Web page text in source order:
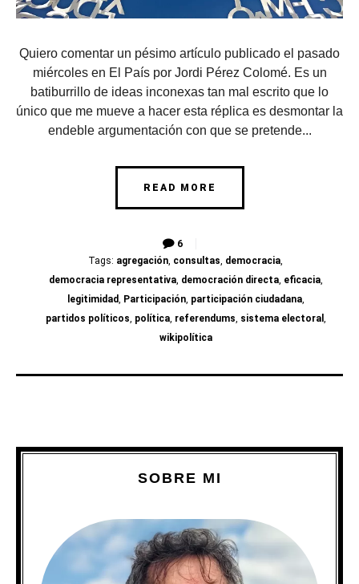
Quiero comentar un pésimo artículo publicado el pasado
miércoles en El País por Jordi Pérez Colomé. Es un
batiburrillo de ideas inconexas tan mal escrito que lo
único que me mueve a hacer esta réplica es desmontar la
endeble argumentación con que se pretende...
READ MORE
6
Tags: agregación, consultas, democracia,
democracia representativa, democración directa, eficacia,
legitimidad, Participación, participación ciudadana,
partidos políticos, política, referendums, sistema electoral ,
wikipolítica
SOBRE MI